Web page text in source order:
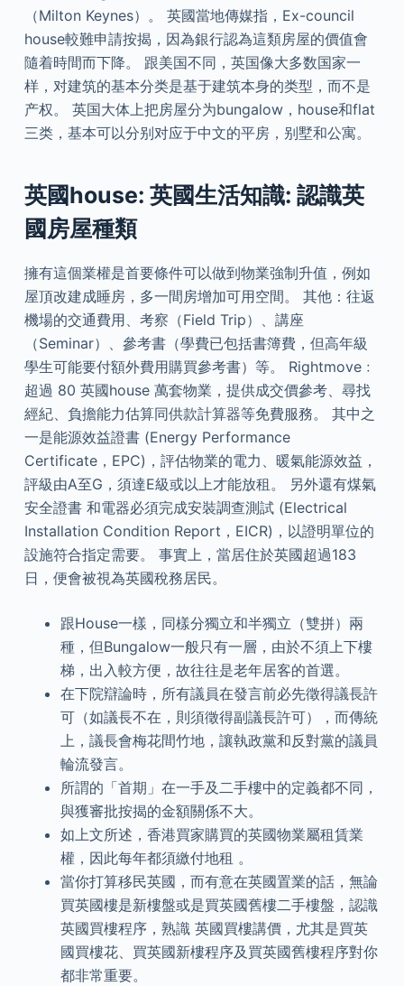
（Milton Keynes）。 英國當地傳媒指，Ex-council
house較難申請按揭，因為銀行認為這類房屋的價值會
隨着時間而下降。 跟美国不同，英国像大多数国家一
样，对建筑的基本分类是基于建筑本身的类型，而不是
产权。 英国大体上把房屋分为bungalow，house和flat
三类，基本可以分别对应于中文的平房，别墅和公寓。
英國house: 英國生活知識: 認識英
國房屋種類
擁有這個業權是首要條件可以做到物業強制升值，例如
屋頂改建成睡房，多一間房增加可用空間。 其他：往返
機場的交通費用、考察（Field Trip）、講座
（Seminar）、參考書（學費已包括書簿費，但高年級
學生可能要付額外費用購買參考書）等。 Rightmove﹕
超過 80 英國house 萬套物業，提供成交價參考、尋找
經紀、負擔能力估算同供款計算器等免費服務。 其中之
一是能源效益證書 (Energy Performance
Certificate，EPC)，評估物業的電力、暖氣能源效益，
評級由A至G，須達E級或以上才能放租。 另外還有煤氣
安全證書 和電器必須完成安裝調查測試 (Electrical
Installation Condition Report，EICR)，以證明單位的
設施符合指定需要。 事實上，當居住於英國超過183
日，便會被視為英國稅務居民。
跟House一樣，同樣分獨立和半獨立（雙拼）兩
種，但Bungalow一般只有一層，由於不須上下樓
梯，出入較方便，故往往是老年居客的首選。
在下院辯論時，所有議員在發言前必先徵得議長許
可（如議長不在，則須徵得副議長許可），而傳統
上，議長會梅花間竹地，讓執政黨和反對黨的議員
輪流發言。
所謂的「首期」在一手及二手樓中的定義都不同，
與獲審批按揭的金額關係不大。
如上文所述，香港買家購買的英國物業屬租賃業
權，因此每年都須繳付地租 。
當你打算移民英國，而有意在英國置業的話，無論
買英國樓是新樓盤或是買英國舊樓二手樓盤，認識
英國買樓程序，熟識 英國買樓講價，尤其是買英
國買樓花、買英國新樓程序及買英國舊樓程序對你
都非常重要。